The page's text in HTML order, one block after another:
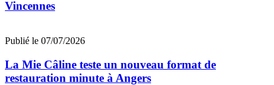
Vincennes
Publié le 07/07/2026
La Mie Câline teste un nouveau format de
restauration minute à Angers